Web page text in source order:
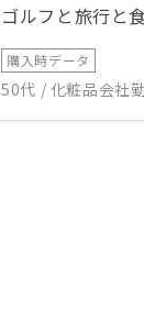
ゴルフと旅行と
購入時データ
50代 / 化粧品会社